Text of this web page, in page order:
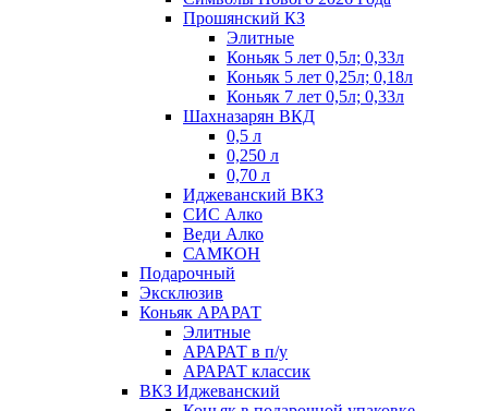
Прошянский КЗ
Элитные
Коньяк 5 лет 0,5л; 0,33л
Коньяк 5 лет 0,25л; 0,18л
Коньяк 7 лет 0,5л; 0,33л
Шахназарян ВКД
0,5 л
0,250 л
0,70 л
Иджеванский ВКЗ
СИС Алко
Веди Алко
САМКОН
Подарочный
Эксклюзив
Коньяк АРАРАТ
Элитные
АРАРАТ в п/у
АРАРАТ классик
ВКЗ Иджеванский